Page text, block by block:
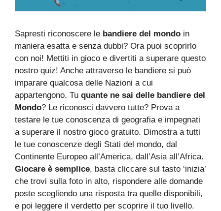
Sapresti riconoscere le bandiere del mondo in
maniera esatta e senza dubbi? Ora puoi scoprirlo
con noi! Mettiti in gioco e divertiti a superare questo
nostro quiz! Anche attraverso le bandiere si può
imparare qualcosa delle Nazioni a cui
appartengono. Tu quante ne sai delle bandiere del
Mondo? Le riconosci davvero tutte? Prova a
testare le tue conoscenza di geografia e impegnati
a superare il nostro gioco gratuito. Dimostra a tutti
le tue conoscenze degli Stati del mondo, dal
Continente Europeo all’America, dall’Asia all’Africa.
Giocare è semplice, basta cliccare sul tasto ‘inizia’
che trovi sulla foto in alto, rispondere alle domande
poste scegliendo una risposta tra quelle disponibili,
e poi leggere il verdetto per scoprire il tuo livello.